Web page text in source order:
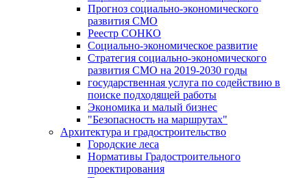
Прогноз социально-экономического
развития СМО
Реестр СОНКО
Социально-экономическое развитие
Стратегия социально-экономического
развития СМО на 2019-2030 годы
государственная услуга по содействию в
поиске подходящей работы
Экономика и малый бизнес
"Безопасность на маршрутах"
Архитектура и градостроительство
Городские леса
Нормативы Градостроительного
проектирования